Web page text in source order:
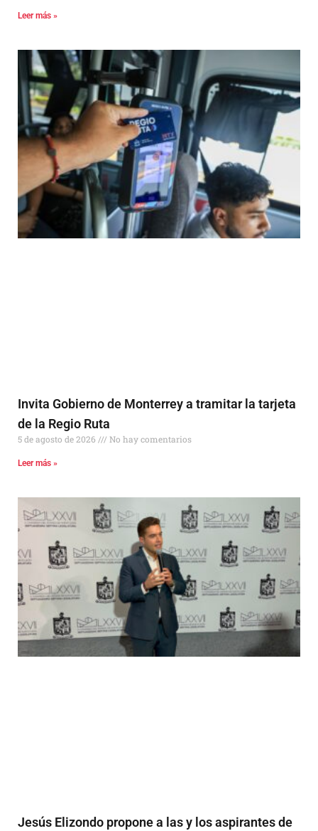
Leer más »
Invita Gobierno de Monterrey a tramitar la tarjeta
de la Regio Ruta
5 de agosto de 2026 No hay comentarios
Leer más »
Jesús Elizondo propone a las y los aspirantes de